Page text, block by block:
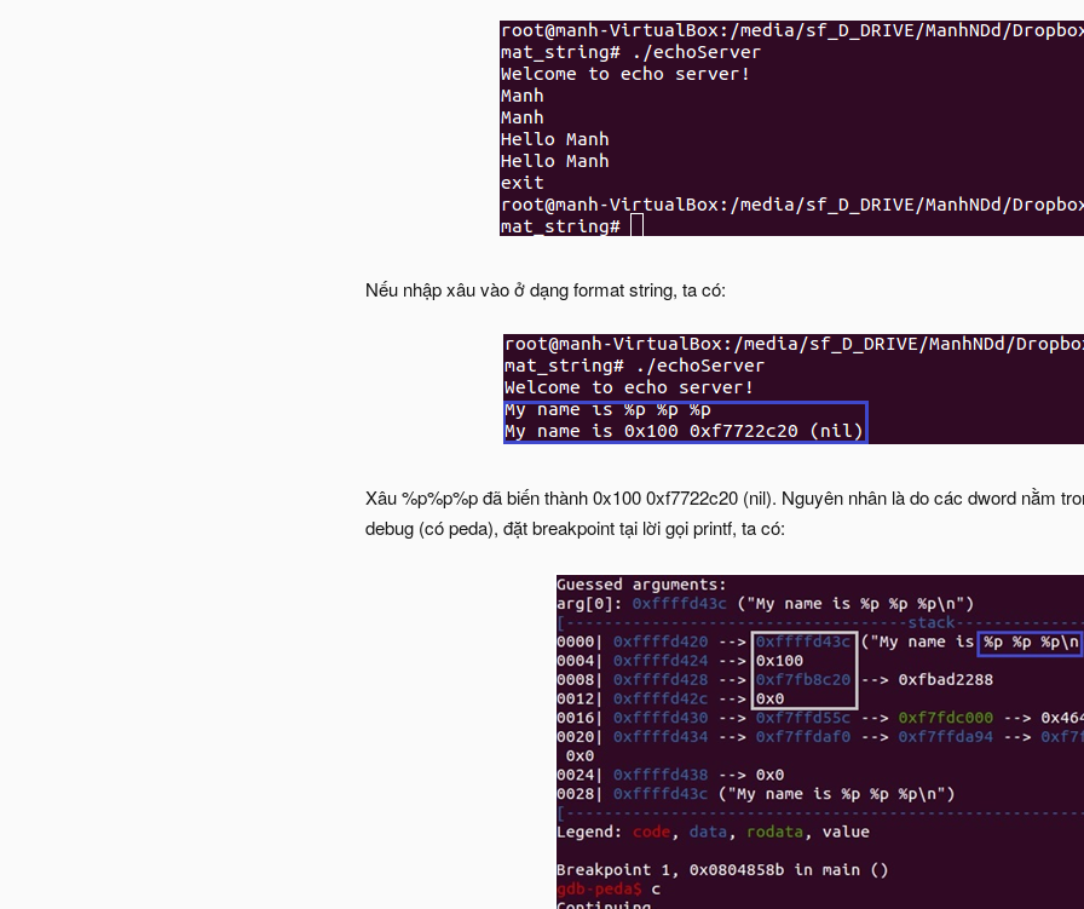
Nếu nhập xâu vào ở dạng format string, ta có:
Xâu %p%p%p đã biến thành 0x100 0xf7722c20 (nil). Nguyên nhân là do các dword nằm
debug (có peda), đặt breakpoint tại lời gọi printf, ta có: